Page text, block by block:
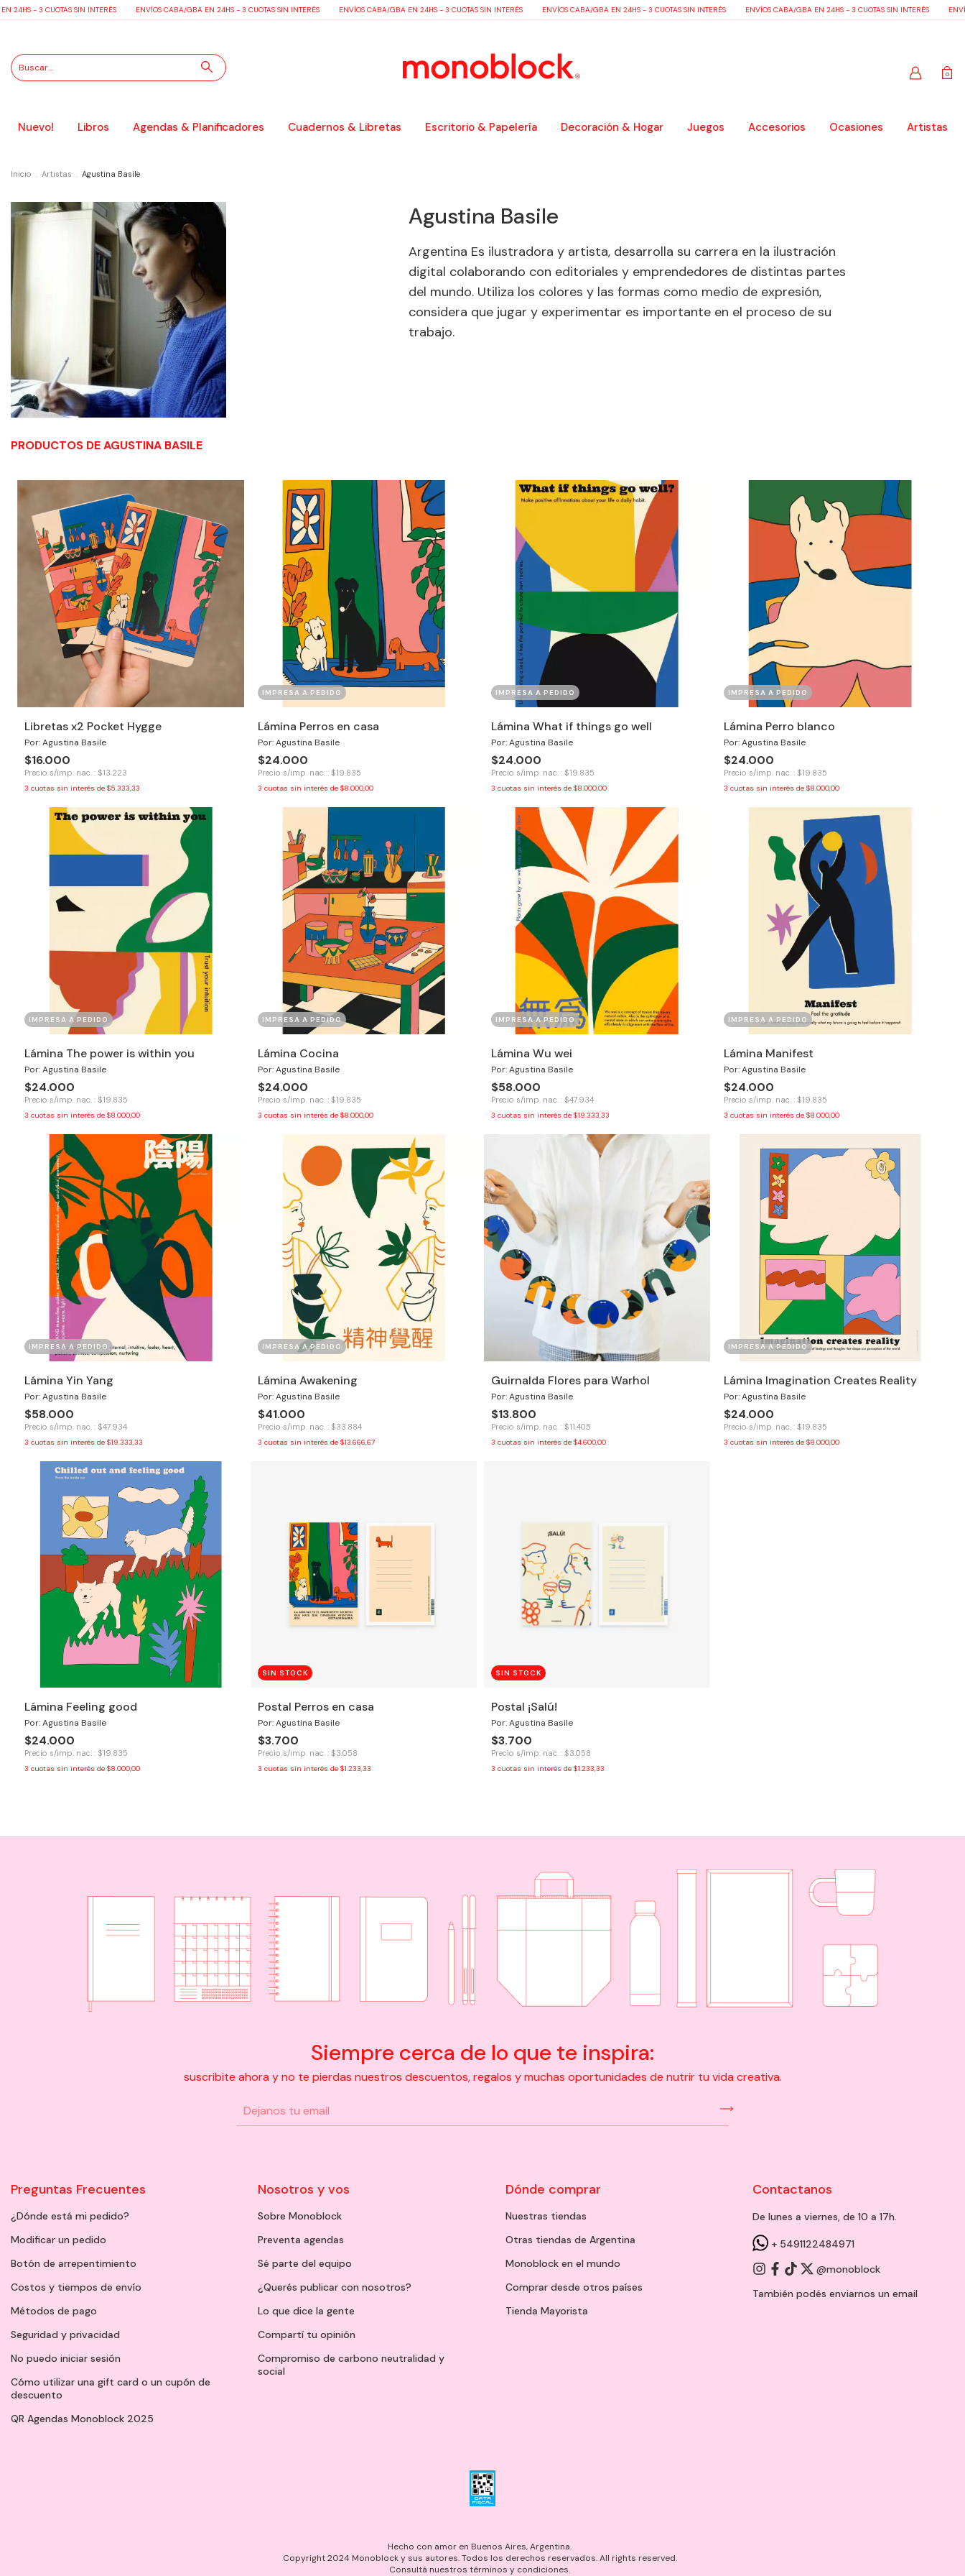
- 3 CUOTAS SIN INTERÉS ENVÍOS CABA/GBA EN 24HS - 3 CUOTAS SIN INTERÉS ENVÍOS CABA/GBA EN 24HS - 3 CUOTAS SIN INTERÉS ENVÍOS CABA/GBA EN 24HS - 3 CUOTAS SIN INTERÉS ENVÍOS CABA/GBA EN 24HS - 3 CUOTAS SIN INTERÉS
0
Nuevo! Libros Agendas & Planificadores Cuadernos & Libretas Escritorio & Papelería Decoración & Hogar Juegos Accesorios Ocasiones Artistas
Inicio . Artistas . Agustina Basile
Agustina Basile
Argentina Es ilustradora y artista, desarrolla su carrera en la ilustración
digital colaborando con editoriales y emprendedores de distintas partes
del mundo. Utiliza los colores y las formas como medio de expresión,
considera que jugar y experimentar es importante en el proceso de su
trabajo.
PRODUCTOS DE AGUSTINA BASILE
Libretas x2 Pocket Hygge
Por: Agustina Basile
$16.000
Precio s/imp. nac. : $13.223
3 cuotas sin interés de $5.333,33
IMPRESA A PEDIDO
Lámina Perros en casa
Por: Agustina Basile
$24.000
Precio s/imp. nac. : $19.835
3 cuotas sin interés de $8.000,00
IMPRESA A PEDIDO
Lámina What if things go well
Por: Agustina Basile
$24.000
Precio s/imp. nac. : $19.835
3 cuotas sin interés de $8.000,00
IMPRESA A PEDIDO
Lámina Perro blanco
Por: Agustina Basile
$24.000
Precio s/imp. nac. : $19.835
3 cuotas sin interés de$8.000,00
IMPRESA A PEDIDO
Lámina The power is within you
Por: Agustina Basile
$24.000
Precio s/imp. nac. : $19.835
3 cuotas sin interés de $8.000,00
IMPRESA A PEDIDO
Lámina Cocina
Por: Agustina Basile
$24.000
Precio s/imp. nac. : $19.835
3 cuotas sin interés de $8.000,00
IMPRESA A PEDIDO
Lámina Wu wei
Por: Agustina Basile
$58.000
Precio s/imp. nac. : $47.934
3 cuotas sin interés de $19.333,33
IMPRESA A PEDIDO
Lámina Manifest
Por: Agustina Basile
$24.000
Precio s/imp. nac. : $19.835
3 cuotas sin interés de$8.000,00
IMPRESA A PEDIDO
Lámina Yin Yang
Por: Agustina Basile
$58.000
Precio s/imp. nac. : $47.934
3 cuotas sin interés de $19.333,33
IMPRESA A PEDIDO
Lámina Awakening
Por: Agustina Basile
$41.000
Precio s/imp. nac. : $33.884
3 cuotas sin interés de $13.666,67
Guirnalda Flores para Warhol
Por: Agustina Basile
$13.800
Precio s/imp. nac. : $11.405
3 cuotas sin interés de $4.600,00
IMPRESA A PEDIDO
Lámina Imagination Creates Reality
Por: Agustina Basile
$24.000
Precio s/imp. nac. : $19.835
3 cuotas sin interés de$8.000,00
Lámina Feeling good
Por: Agustina Basile
$24.000
Precio s/imp. nac. : $19.835
3 cuotas sin interés de $8.000,00
SIN STOCK
Postal Perros en casa
Por: Agustina Basile
$3.700
Precio s/imp. nac. : $3.058
3 cuotas sin interés de $1.233,33
SIN STOCK
Postal ¡Salú!
Por: Agustina Basile
$3.700
Precio s/imp. nac. : $3.058
3 cuotas sin interés de $1.233,33
Siempre cerca de lo que te inspira:
suscribite ahora y no te pierdas nuestros descuentos, regalos y muchas oportunidades de nutrir tu vida creativa.
Preguntas Frecuentes
¿Dónde está mi pedido?
Modificar un pedido
Botón de arrepentimiento
Costos y tiempos de envío
Métodos de pago
Seguridad y privacidad
No puedo iniciar sesión
Cómo utilizar una gift card o un cupón de
descuento
QR Agendas Monoblock 2025
Nosotros y vos
Sobre Monoblock
Preventa agendas
Sé parte del equipo
¿Querés publicar con nosotros?
Lo que dice la gente
Compartí tu opinión
Compromiso de carbono neutralidad y
social
Dónde comprar
Nuestras tiendas
Otras tiendas de Argentina
Monoblock en el mundo
Comprar desde otros países
Tienda Mayorista
Contactanos
De lunes a viernes, de 10 a 17h.
+ 5491122484971
@monoblock
También podés enviarnos un email
Hecho con amor en Buenos Aires, Argentina.
Copyright 2024 Monoblock y sus autores. Todos los derechos reservados. All rights reserved.
Consultá nuestros términos y condiciones.